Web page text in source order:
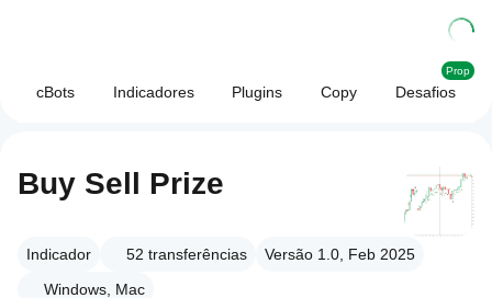
cBots Indicadores Plugins Copy Desafios
Prop
Buy Sell Prize
Indicador 52 transferências
Versão 1.0, Feb 2025
Windows, Mac